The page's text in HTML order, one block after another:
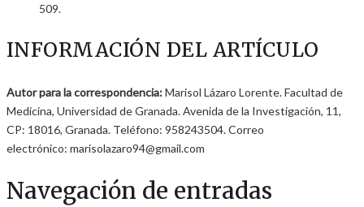
509.
INFORMACIÓN DEL ARTÍCULO
Autor para la correspondencia:Marisol Lázaro Lorente. Facultad de
Medicina, Universidad de Granada. Avenida de la Investigación, 11,
CP: 18016, Granada. Teléfono: 958243504. Correo
electrónico: marisolazaro94@gmail.com
Navegación de entradas